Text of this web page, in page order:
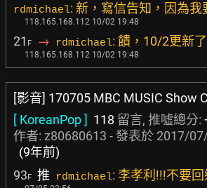
rdmichael: 新，寫信告知，因為我
118.165.168.112 10/02 19:48
21 F → rdmichael: 饋，10/2更新了
118.165.168.112 10/02 19:48
[影音] 170705 MBC MUSIC Show
[ KoreanPop ] 118 留言, 推噓總分:
作者: z80680613 - 發表於 2017/
(9年前)
93F 推 rdmichael: 李孝利!!!不要